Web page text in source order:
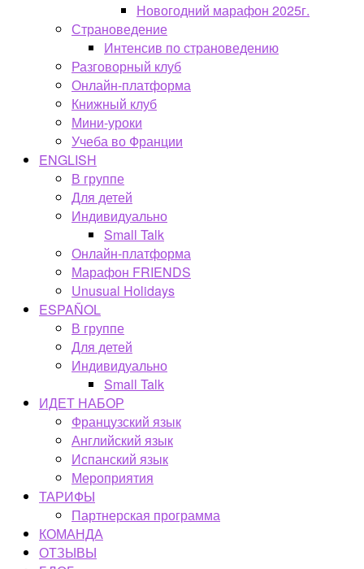
Новогодний марафон 2025г.
Страноведение
Интенсив по страноведению
Разговорный клуб
Онлайн-платформа
Книжный клуб
Мини-уроки
Учеба во Франции
ENGLISH
В группе
Для детей
Индивидуально
Small Talk
Онлайн-платформа
Марафон FRIENDS
Unusual Holidays
ESPAÑOL
В группе
Для детей
Индивидуально
Small Talk
ИДЕТ НАБОР
Французский язык
Английский язык
Испанский язык
Мероприятия
ТАРИФЫ
Партнерская программа
КОМАНДА
ОТЗЫВЫ